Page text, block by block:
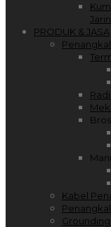
PRODUK & JASA
Kabel